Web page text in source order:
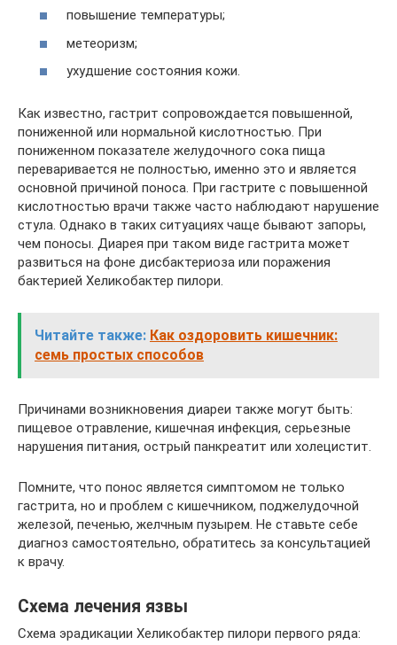
повышение температуры;
метеоризм;
ухудшение состояния кожи.
Как известно, гастрит сопровождается повышенной,
пониженной или нормальной кислотностью. При
пониженном показателе желудочного сока пища
переваривается не полностью, именно это и является
основной причиной поноса. При гастрите с повышенной
кислотностью врачи также часто наблюдают нарушение
стула. Однако в таких ситуациях чаще бывают запоры,
чем поносы. Диарея при таком виде гастрита может
развиться на фоне дисбактериоза или поражения
бактерией Хеликобактер пилори.
Читайте также: Как оздоровить кишечник:
семь простых способов
Причинами возникновения диареи также могут быть:
пищевое отравление, кишечная инфекция, серьезные
нарушения питания, острый панкреатит или холецистит.
Помните, что понос является симптомом не только
гастрита, но и проблем с кишечником, поджелудочной
железой, печенью, желчным пузырем. Не ставьте себе
диагноз самостоятельно, обратитесь за консультацией
к врачу.
Схема лечения язвы
Схема эрадикации Хеликобактер пилори первого ряда: